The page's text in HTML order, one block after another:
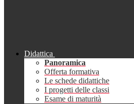
Didattica
Panoramica
Offerta formativa
Le schede didattiche
I progetti delle classi
Esame di maturità